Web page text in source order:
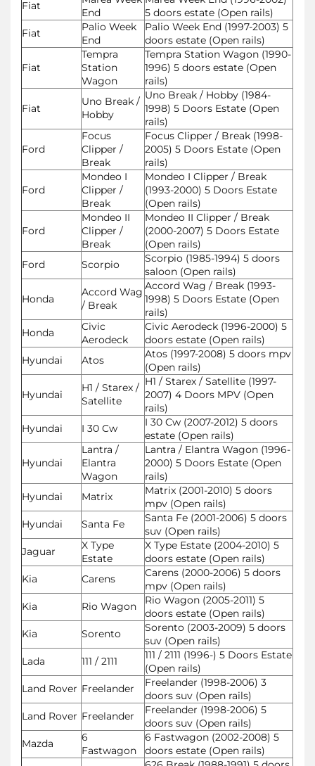
Fiat
End
5 doors estate (Open rails)
Fiat
Palio Week
End
Palio Week End (1997-2003) 5
doors estate (Open rails)
Fiat
Tempra
Station
Wagon
Tempra Station Wagon (1990-
1996) 5 doors estate (Open
rails)
Fiat
Uno Break /
Hobby
Uno Break / Hobby (1984-
1998) 5 Doors Estate (Open
rails)
Ford
Focus
Clipper /
Break
Focus Clipper / Break (1998-
2005) 5 Doors Estate (Open
rails)
Ford
Mondeo I
Clipper /
Break
Mondeo I Clipper / Break
(1993-2000) 5 Doors Estate
(Open rails)
Ford
Mondeo II
Clipper /
Break
Mondeo II Clipper / Break
(2000-2007) 5 Doors Estate
(Open rails)
Ford
Scorpio
Scorpio (1985-1994) 5 doors
saloon (Open rails)
Honda
Accord Wag
/ Break
Accord Wag / Break (1993-
1998) 5 Doors Estate (Open
rails)
Honda
Civic
Aerodeck
Civic Aerodeck (1996-2000) 5
doors estate (Open rails)
Hyundai
Atos
Atos (1997-2008) 5 doors mpv
(Open rails)
Hyundai
H1 / Starex /
Satellite
H1 / Starex / Satellite (1997-
2007) 4 Doors MPV (Open
rails)
Hyundai
I 30 Cw
I 30 Cw (2007-2012) 5 doors
estate (Open rails)
Hyundai
Lantra /
Elantra
Wagon
Lantra / Elantra Wagon (1996-
2000) 5 Doors Estate (Open
rails)
Hyundai
Matrix
Matrix (2001-2010) 5 doors
mpv (Open rails)
Hyundai
Santa Fe
Santa Fe (2001-2006) 5 doors
suv (Open rails)
Jaguar
X Type
Estate
X Type Estate (2004-2010) 5
doors estate (Open rails)
Kia
Carens
Carens (2000-2006) 5 doors
mpv (Open rails)
Kia
Rio Wagon
Rio Wagon (2005-2011) 5
doors estate (Open rails)
Kia
Sorento
Sorento (2003-2009) 5 doors
suv (Open rails)
Lada
111 / 2111
111 / 2111 (1996-) 5 Doors Estate
(Open rails)
Land Rover Freelander
Freelander (1998-2006) 3
doors suv (Open rails)
Land Rover Freelander
Freelander (1998-2006) 5
doors suv (Open rails)
Mazda
6
Fastwagon
6 Fastwagon (2002-2008) 5
doors estate (Open rails)